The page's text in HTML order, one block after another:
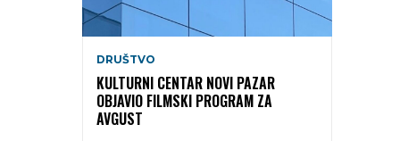
DRUŠTVO
KULTURNI CENTAR NOVI PAZAR
OBJAVIO FILMSKI PROGRAM ZA
AVGUST